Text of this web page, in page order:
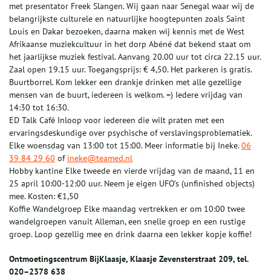
met presentator Freek Slangen. Wij gaan naar Senegal waar wij de
belangrijkste culturele en natuurlijke hoogtepunten zoals Saint
Louis en Dakar bezoeken, daarna maken wij kennis met de West
Afrikaanse muziekcultuur in het dorp Abéné dat bekend staat om
het jaarlijkse muziek festival. Aanvang 20.00 uur tot circa 22.15 uur.
Zaal open 19.15 uur. Toegangsprijs: € 4,50. Het parkeren is gratis.
Buurtborrel. Kom lekker een drankje drinken met alle gezellige
mensen van de buurt, iedereen is welkom. =) Iedere vrijdag van
14:30 tot 16:30.
ED Talk Café Inloop voor iedereen die wilt praten met een
ervaringsdeskundige over psychische of verslavingsproblematiek.
Elke woensdag van 13:00 tot 15:00. Meer informatie bij Ineke.06
39 84 29 60 of ineke@teamed.nl
Hobby kantine Elke tweede en vierde vrijdag van de maand, 11 en
25 april 10:00-12:00 uur. Neem je eigen UFO’s (unfinished objects)
mee. Kosten: €1,50
Koffie Wandelgroep Elke maandag vertrekken er om 10:00 twee
wandelgroepen vanuit Alleman, een snelle groep en een rustige
groep. Loop gezellig mee en drink daarna een lekker kopje koffie!
Ontmoetingscentrum BijKlaasje, Klaasje Zevensterstraat 209, tel.
020–2378 638